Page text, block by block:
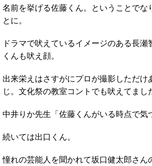
名前を挙げる佐藤くん。ということでな
とに。
ドラマで吠えているイメージのある長瀬
くんも吠え顔。
出来栄えはさすがにプロが撮影しただけ
じ。文化祭の教室コントでも吠えてまし
中井りか先生「佐藤くんがいる時点で気
続いては出口くん。
憧れの芸能人を聞かれて坂口健太郎さん